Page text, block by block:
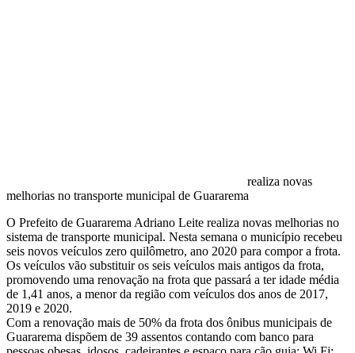
realiza novas
melhorias no transporte municipal de Guararema
O Prefeito de Guararema Adriano Leite realiza novas melhorias no
sistema de transporte municipal. Nesta semana o município recebeu
seis novos veículos zero quilômetro, ano 2020 para compor a frota.
Os veículos vão substituir os seis veículos mais antigos da frota,
promovendo uma renovação na frota que passará a ter idade média
de 1,41 anos, a menor da região com veículos dos anos de 2017,
2019 e 2020.
Com a renovação mais de 50% da frota dos ônibus municipais de
Guararema dispõem de 39 assentos contando com banco para